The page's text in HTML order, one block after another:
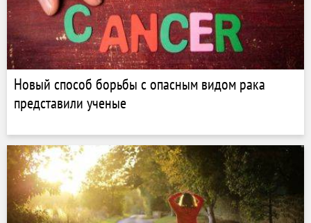
Новый способ борьбы с опасным видом рака
представили ученые